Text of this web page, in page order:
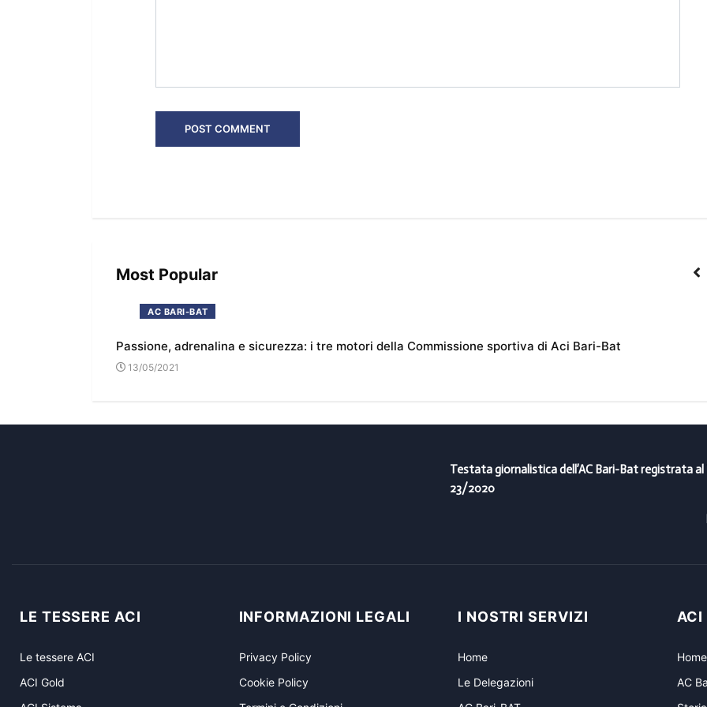
Most Popular
AC BARI-BAT
Passione, adrenalina e sicurezza: i tre motori della Commissione sportiva di Aci Bari-Bat
13/05/2021
Testata giornalistica dell’AC Bari-Bat registrata al
23/2020
LE TESSERE ACI
Le tessere ACI
ACI Gold
INFORMAZIONI LEGALI
Privacy Policy
Cookie Policy
I NOSTRI SERVIZI
Home
Le Delegazioni
ACI
Home
AC